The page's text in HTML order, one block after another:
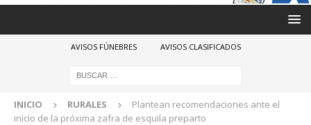
AVISOS FÚNEBRES AVISOS CLASIFICADOS
INICIO RURALES
Plantean recomendaciones ante el
inicio de la próxima zafra de esquila preparto